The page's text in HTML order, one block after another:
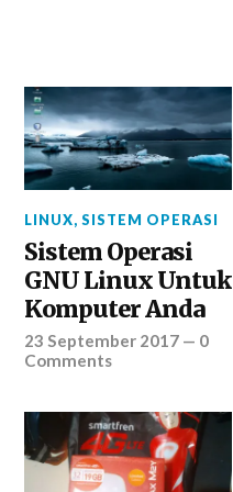
LINUX,SISTEM OPERASI
Sistem Operasi
GNU Linux Untuk
Komputer Anda
23 September 2017 — 0
Comments